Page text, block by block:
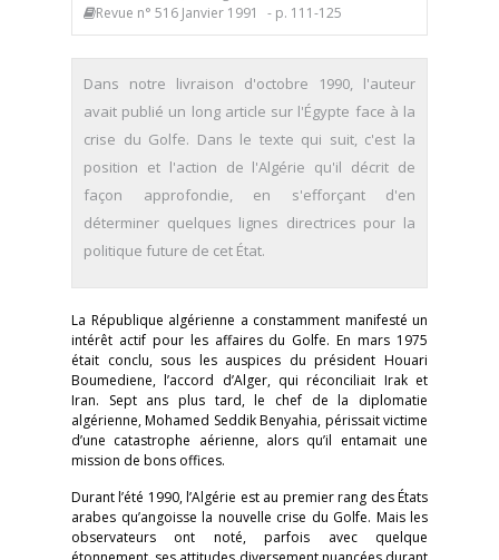
Revue n° 516 Janvier 1991
- p. 111-125
Dans notre livraison d'octobre 1990, l'auteur
avait publié un long article sur l'Égypte face à la
crise du Golfe. Dans le texte qui suit, c'est la
position et l'action de l'Algérie qu'il décrit de
façon approfondie, en s'efforçant d'en
déterminer quelques lignes directrices pour la
politique future de cet État.
La République algérienne a constamment manifesté un
intérêt actif pour les affaires du Golfe. En mars 1975
était conclu, sous les auspices du président Houari
Boumediene, l’accord d’Alger, qui réconciliait Irak et
Iran. Sept ans plus tard, le chef de la diplomatie
algérienne, Mohamed Seddik Benyahia, périssait victime
d’une catastrophe aérienne, alors qu’il entamait une
mission de bons offices.
Durant l’été 1990, l’Algérie est au premier rang des États
arabes qu’angoisse la nouvelle crise du Golfe. Mais les
observateurs ont noté, parfois avec quelque